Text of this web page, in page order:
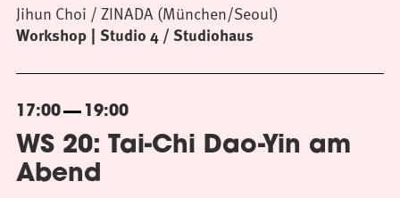
Workshop Studio 4 / Studiohaus
Jihun Choi / ZINADA (München/Seoul)
17:00 19:00
WS 20: Tai-Chi Dao-Yin am
Abend